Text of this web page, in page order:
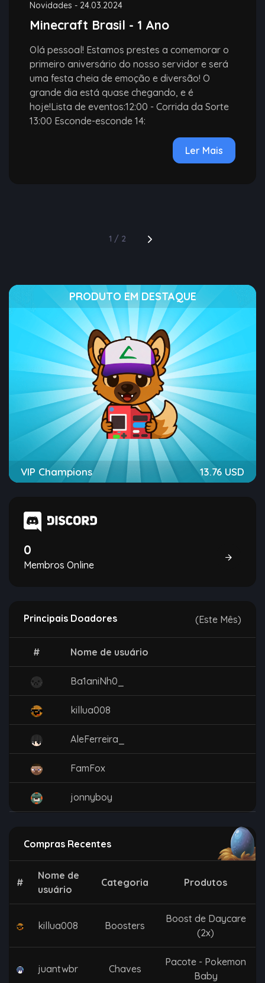
Novidades - 24.03.2024
Minecraft Brasil - 1 Ano
Olá pessoal! Estamos prestes a comemorar o
primeiro aniversário do nosso servidor e será
uma festa cheia de emoção e diversão! O
grande dia está quase chegando, e é
hoje!Lista de eventos:12:00 - Corrida da Sorte
13:00 Esconde-esconde 14:
Ler Mais
1 / 2
PRODUTO EM DESTAQUE
VIP Champions 13.76 USD
0
Membros Online
Principais Doadores (Este Mês)
# Nome de usuário
Ba1aniNh0_
killua008
AleFerreira_
FamFox
jonnyboy
Compras Recentes
#
Nome de
usuário
Categoria Produtos
killua008 Boosters
Boost de Daycare
(2x)
juantwbr Chaves
Pacote - Pokemon
Baby